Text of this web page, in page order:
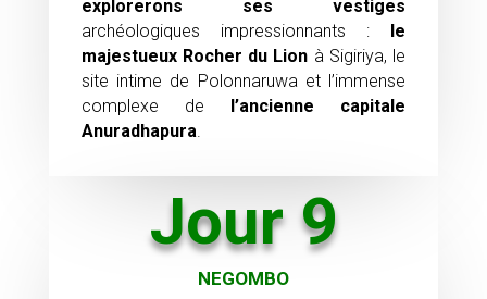
explorerons
ses vestiges
archéologiques impressionnants : le
majestueux Rocher du Lion à Sigiriya, le
site intime de Polonnaruwa et l’immense
complexe de l’ancienne capitale
Anuradhapura
Jour 9
NEGOMBO